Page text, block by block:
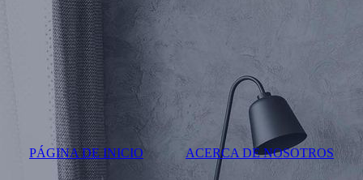
PÁGINA DE INICIO ACERCA DE NOSOTROS